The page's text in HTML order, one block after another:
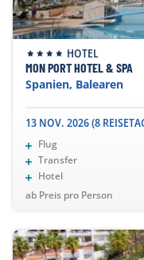
HOTEL
MON PORT HOTEL & SPA
Spanien, Balearen
13 NOV. 2026 (8
Flug
Transfer
Hotel
ab Preis pro Person